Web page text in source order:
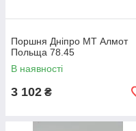
Поршня Дніпро МТ Алмот
Польща 78.45
В наявності
3 102 ₴